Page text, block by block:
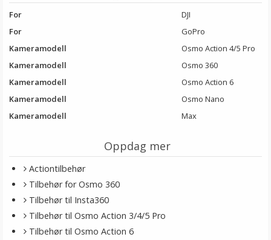
For
DJI
For
GoPro
Kameramodell
Osmo Action 4/5 Pro
Kameramodell
Osmo 360
Kameramodell
Osmo Action 6
Kameramodell
Osmo Nano
Kameramodell
Max
Oppdag mer
Actiontilbehør
Tilbehør for Osmo 360
Tilbehør til Insta360
Tilbehør til Osmo Action 3/4/5 Pro
Tilbehør til Osmo Action 6